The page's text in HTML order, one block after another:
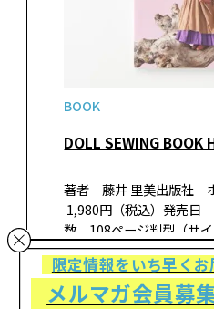
BOOK
DOLL SEWING BOOK
著者 藤井 里美出版社
1,980円（税込）発売
数 108ページ判型（サ
ISBN 9784798634012
人気書籍「DOLL
限定情報をいち早くお
メルマガ会員募